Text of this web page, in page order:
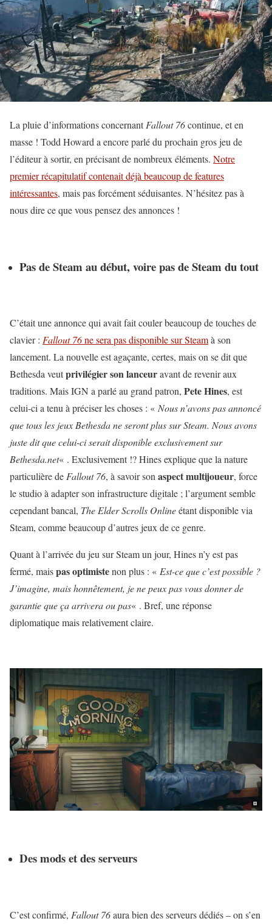
La pluie d’informations concernantFallout 76continue, et en
masse ! Todd Howard a encore parlé du prochain gros jeu de
l’éditeur à sortir, en précisant de nombreux éléments. Notre
premier récapitulatif contenait déjà beaucoup de features
intéressantes, mais pas forcément séduisantes. N’hésitez pas à
nous dire ce que vous pensez des annonces !
Pas de Steam au début, voire pas de Steam du tout
C’était une annonce qui avait fait couler beaucoup de touches de
clavier : Fallout 76ne sera pas disponible sur Steamà son
lancement. La nouvelle est agaçante, certes, mais on se dit que
Bethesda veutprivilégier son lanceuravant de revenir aux
traditions. Mais IGN a parlé au grand patron, Pete Hines, est
celui-ci a tenu à préciser les choses : « Nous n’avons pas annoncé
que tous les jeux Bethesda ne seront plus sur Steam. Nous avons
juste dit que celui-ci serait disponible exclusivement sur
Bethesda.net« . Exclusivement !? Hines explique que la nature
particulière deFallout 76, à savoir sonaspect multijoueur, force
le studio à adapter son infrastructure digitale ; l’argument semble
cependant bancal, The Elder Scrolls Onlineétant disponible via
Steam, comme beaucoup d’autres jeux de ce genre.
Quant à l’arrivée du jeu sur Steam un jour, Hines n’y est pas
fermé, maispas optimistenon plus : « Est-ce que c’est possible ?
J’imagine, mais honnêtement, je ne peux pas vous donner de
garantie que ça arrivera ou pas« . Bref, une réponse
diplomatique mais relativement claire.
Des mods et des serveurs
C’est confirmé, Fallout 76aura bien des serveurs dédiés – on s’en